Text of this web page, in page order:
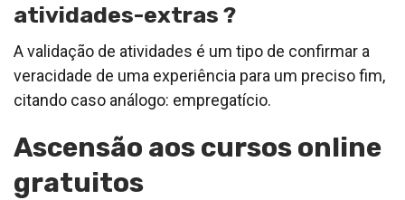
atividades-extras ?
A validação de atividades é um tipo de confirmar a
veracidade de uma experiência para um preciso fim,
citando caso análogo: empregatício.
Ascensão aos cursos online
gratuitos